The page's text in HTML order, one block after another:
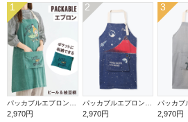
1
2,970円
2
2,970円
3
2,970円